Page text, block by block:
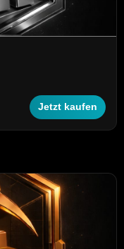
Jetzt kaufen